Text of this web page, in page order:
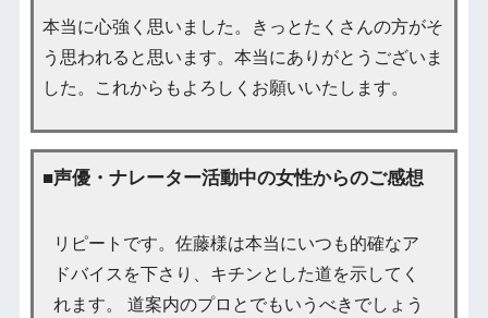
本当に心強く思いました。きっとたくさんの方がそ
う思われると思います。本当にありがとうございま
した。これからもよろしくお願いいたします。
■声優・ナレーター活動中の女性からのご感想
リピートです。佐藤様は本当にいつも的確なア
ドバイスを下さり、キチンとした道を示してく
れます。 道案内のプロとでもいうべきでしょう